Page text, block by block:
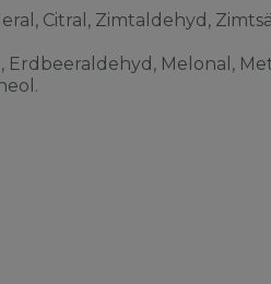
Citral, Zimtaldehyd,
Erdbeeraldehyd, Melonal,